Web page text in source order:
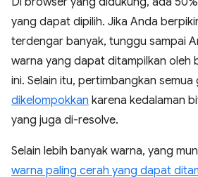
yang dapat dipilih. Jika Anda
terdengar banyak, tunggu sampai
warna yang dapat ditampilkan oleh
ini. Selain itu, pertimbangkan semua
dikelompokkan karena kedalaman
yang juga di-resolve.
Selain lebih banyak warna, yang
warna paling cerah yang dapat